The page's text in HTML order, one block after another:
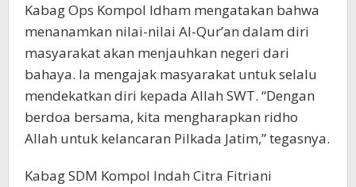
Kabag Ops Kompol Idham mengatakan bahwa
menanamkan nilai-nilai Al-Qur’an dalam diri
masyarakat akan menjauhkan negeri dari
bahaya. Ia mengajak masyarakat untuk selalu
mendekatkan diri kepada Allah SWT. “Dengan
berdoa bersama, kita mengharapkan ridho
Allah untuk kelancaran Pilkada Jatim,” tegasnya.
Kabag SDM Kompol Indah Citra Fitriani